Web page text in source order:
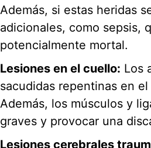
Además, si estas heridas
adicionales, como sepsis,
potencialmente mortal.
Lesiones en el cuello: Los
sacudidas repentinas en
Además, los músculos y
graves y provocar una
Lesiones cerebrales